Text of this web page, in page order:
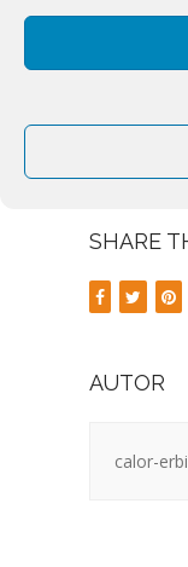
SHARE
AUTOR
calor-erbi